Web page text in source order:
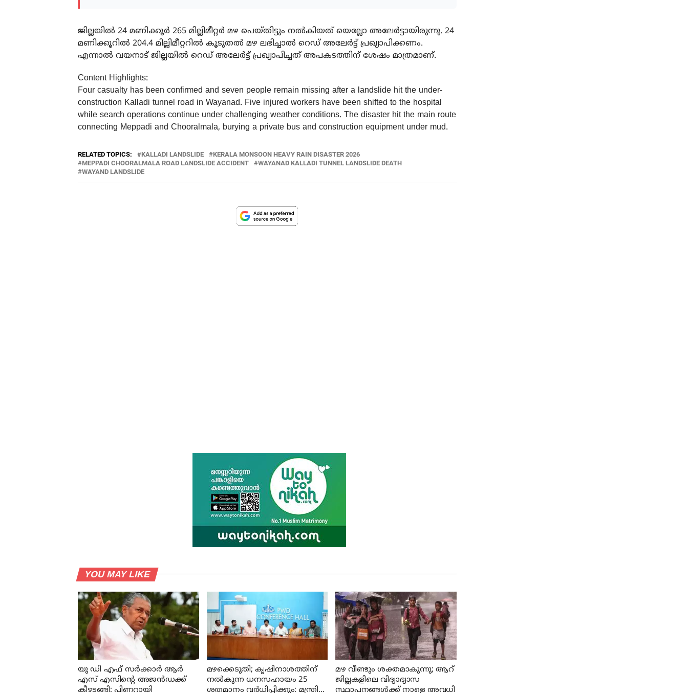
ജില്ലയില്‍ 24 മണിക്കൂര്‍ 265 മില്ലിമീറ്റര്‍ മഴ പെയ്തിട്ടും നല്‍കിയത് യെല്ലോ അലേര്‍ട്ടായിരുന്നു. 24
മണിക്കൂറില്‍ 204.4 മില്ലിമീറ്ററില്‍ കൂടുതല്‍ മഴ ലഭിച്ചാല്‍ റെഡ് അലേര്‍ട്ട് പ്രഖ്യാപിക്കണം.
എന്നാല്‍ വയനാട് ജില്ലയില്‍ റെഡ് അലേര്‍ട്ട് പ്രഖ്യാപിച്ചത് അപകടത്തിന് ശേഷം മാത്രമാണ്.
Content Highlights:
Four casualty has been confirmed and seven people remain missing after a landslide hit the under-
construction Kalladi tunnel road in Wayanad. Five injured workers have been shifted to the hospital
while search operations continue under challenging weather conditions. The disaster hit the main route
connecting Meppadi and Chooralmala, burying a private bus and construction equipment under mud.
RELATED TOPICS: KALLADI LANDSLIDE
KERALA MONSOON HEAVY RAIN DISASTER 2026
MEPPADI CHOORALMALA ROAD LANDSLIDE ACCIDENT
WAYANAD KALLADI TUNNEL LANDSLIDE DEATH
WAYAND LANDSLIDE
YOU MAY LIKE
യു ഡി എഫ് സര്‍ക്കാര്‍ ആര്‍
എസ് എസിന്റെ അജന്‍ഡക്ക്‌
കീഴടങ്ങി: പിണറായി
മഴക്കെടുതി; കൃഷിനാശത്തിന്
നല്‍കുന്ന ധനസഹായം 25
ശതമാനം വര്‍ധിപ്പിക്കും: മന്ത്രി
മഴ വീണ്ടും ശക്തമാകുന്നു; ആറ്
ജില്ലകളിലെ വിദ്യാഭ്യാസ
സ്ഥാപനങ്ങള്‍ക്ക് നാളെ അവധി